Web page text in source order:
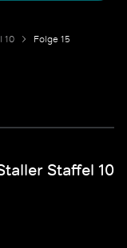
10 Folge 15
Staffel 10